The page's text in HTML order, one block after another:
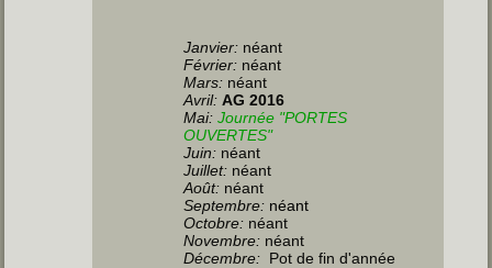
Janvier: néant
Février: néant
Mars: néant
Avril:AG 2016
Mai: Journée "PORTES
OUVERTES"
Juin: néant
Juillet: néant
Août: néant
Septembre: néant
Octobre: néant
Novembre: néant
Décembre: Pot de fin d'année